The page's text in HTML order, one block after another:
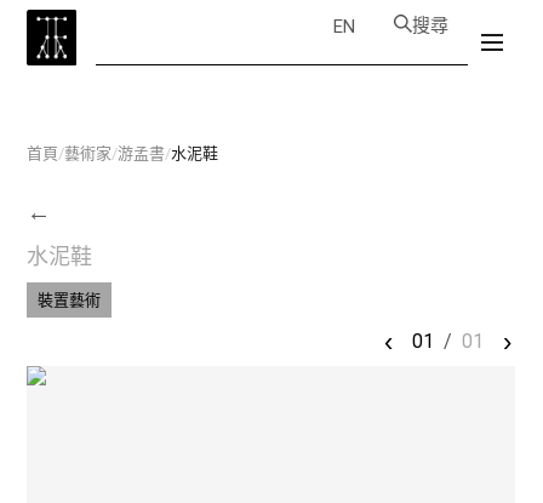
EN 搜尋
首頁/藝術家/游孟書/水泥鞋
←
水泥鞋
裝置藝術
‹ 01 / 01 ›